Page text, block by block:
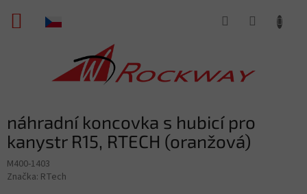
obsah
NÁKUPNÍ
náhradní koncovka s hubicí pro
kanystr R15, RTECH (oranžová)
M400-1403
Značka: RTech